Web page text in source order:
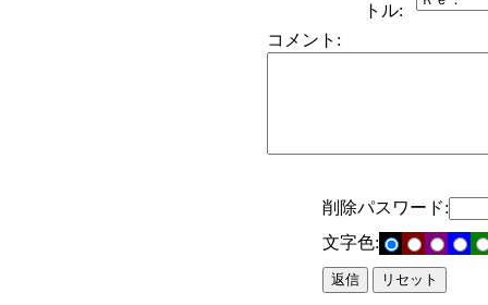
トル:
コメント:
削除パスワード:
文字色: